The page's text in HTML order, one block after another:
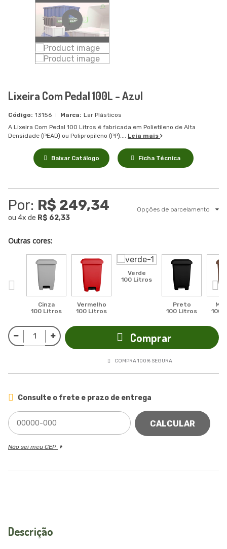
Lixeira Com Pedal 100L - Azul
13156
Lar Plásticos
A Lixeira Com Pedal 100 Litros é fabricada em Polietileno de Alta
Densidade (PEAD) ou Polipropileno (PP).... Leia mais
Baixar Catálogo Ficha Técnica
Por: R$ 249,34
ou 4x de R$ 62,33
Opções de parcelamento
Outras cores:
Cinza
100 Litros
Vermelho
100 Litros
Verde
100 Litros
Preto
100 Litros
100
Comprar
COMPRA 100% SEGURA
Consulte o frete e prazo de entrega
CALCULAR
Não sei meu CEP
Descrição